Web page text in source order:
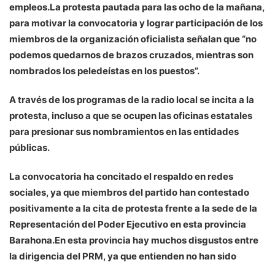
empleos.La protesta pautada para las ocho de la mañana,
para motivar la convocatoria y lograr participación de los
miembros de la organización oficialista señalan que “no
podemos quedarnos de brazos cruzados, mientras son
nombrados los peledeístas en los puestos”.
A través de los programas de la radio local se incita a la
protesta, incluso a que se ocupen las oficinas estatales
para presionar sus nombramientos en las entidades
públicas.
La convocatoria ha concitado el respaldo en redes
sociales, ya que miembros del partido han contestado
positivamente a la cita de protesta frente a la sede de la
Representación del Poder Ejecutivo en esta provincia
Barahona.En esta provincia hay muchos disgustos entre
la dirigencia del PRM, ya que entienden no han sido